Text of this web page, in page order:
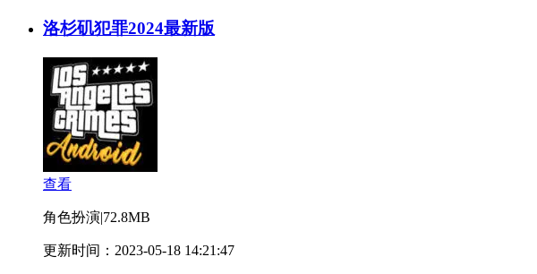
洛杉矶犯罪2024最新版
查看
角色扮演|72.8MB
更新时间：2023-05-18 14:21:47